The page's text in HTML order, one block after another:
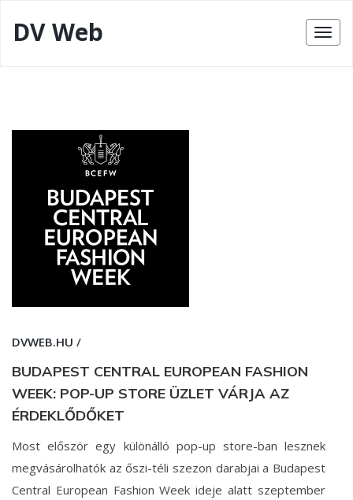
DV Web
DVWEB.HU /
BUDAPEST CENTRAL EUROPEAN FASHION
WEEK: POP-UP STORE ÜZLET VÁRJA AZ
ÉRDEKLŐDŐKET
Most először egy különálló pop-up store-ban lesznek
megvásárolhatók az őszi-téli szezon darabjai a Budapest
Central European Fashion Week ideje alatt szeptember